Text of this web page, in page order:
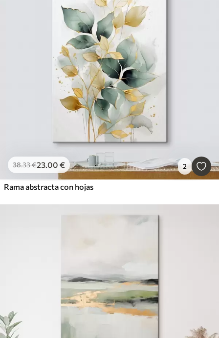
38.33€23.00 € 2
Rama abstracta con hojas